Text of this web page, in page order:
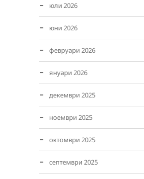
юли 2026
юни 2026
февруари 2026
януари 2026
декември 2025
ноември 2025
октомври 2025
септември 2025